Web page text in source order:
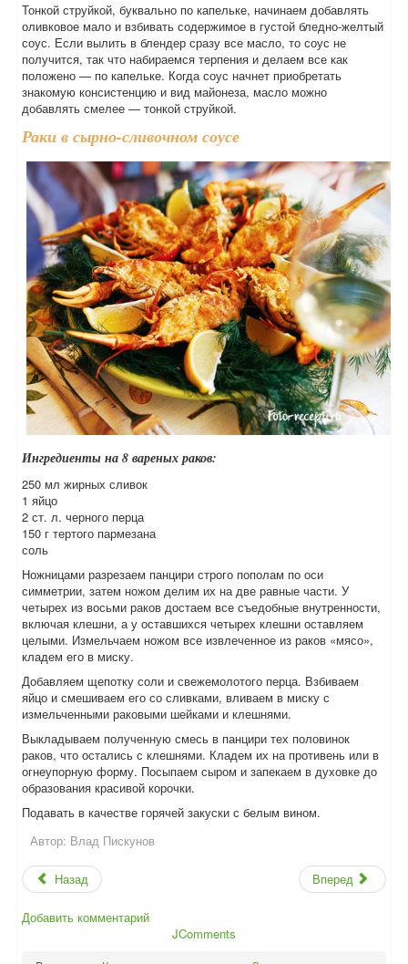
Тонкой струйкой, буквально по капельке, начинаем добавлять
оливковое мало и взбивать содержимое в густой бледно-желтый
соус. Если вылить в блендер сразу все масло, то соус не
получится, так что набираемся терпения и делаем все как
положено — по капельке. Когда соус начнет приобретать
знакомую консистенцию и вид майонеза, масло можно
добавлять смелее — тонкой струйкой.
Раки в сырно-сливочном соусе
Ингредиенты на 8 вареных раков:
250 мл жирных сливок
1 яйцо
2 ст. л. черного перца
150 г тертого пармезана
соль
Ножницами разрезаем панцири строго пополам по оси
симметрии, затем ножом делим их на две равные части. У
четырех из восьми раков достаем все съедобные внутренности,
включая клешни, а у оставшихся четырех клешни оставляем
целыми. Измельчаем ножом все извлеченное из раков «мясо»,
кладем его в миску.
Добавляем щепотку соли и свежемолотого перца. Взбиваем
яйцо и смешиваем его со сливками, вливаем в миску с
измельченными раковыми шейками и клешнями.
Выкладываем полученную смесь в панцири тех половинок
раков, что остались с клешнями. Кладем их на противень или в
огнеупорную форму. Посыпаем сыром и запекаем в духовке до
образования красивой корочки.
Подавать в качестве горячей закуски с белым вином.
Автор: Влад Пискунов
Назад Вперед
Добавить комментарий
JComments